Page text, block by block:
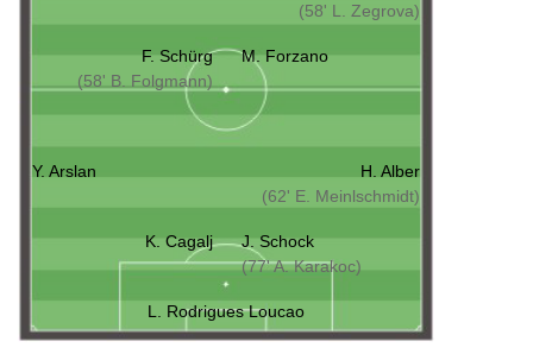
(58' L. Zegrova)
F. Schürg
(58' B. Folgmann)
M. Forzano
Y. Arslan
H. Alber
(62' E. Meinlschmidt)
K. Cagalj
J. Schock
(77' A. Karakoc)
L. Rodrigues Loucao